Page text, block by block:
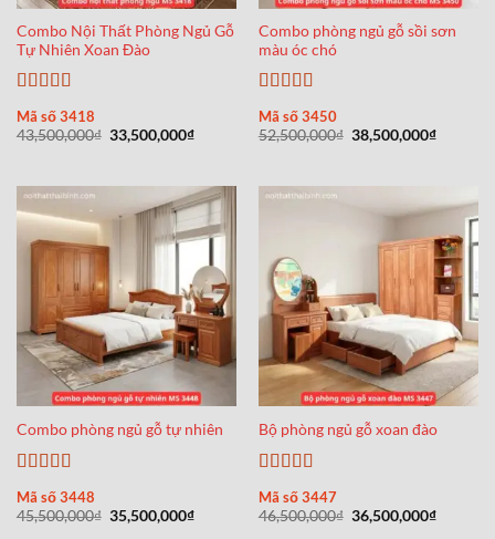
Combo Nội Thất Phòng Ngủ Gỗ
Tự Nhiên Xoan Đào
Được xếp
hạng55 sao
Mã số 3418
43,500,000₫ Giá
gốc
33,500,000₫Giá
33,500,000₫.
Combo phòng ngủ gỗ sồi sơn
màu óc chó
Được xếp
hạng55 sao
Mã số 3450
52,500,000₫ Giá
gốc
38,500,000₫Giá
Combo phòng ngủ gỗ tự nhiên
Được xếp
hạng55 sao
Mã số 3448
45,500,000₫ Giá
gốc
35,500,000₫Giá
Bộ phòng ngủ gỗ xoan đào
Được xếp
hạng55 sao
Mã số 3447
46,500,000₫ Giá
gốc
36,500,000₫Giá